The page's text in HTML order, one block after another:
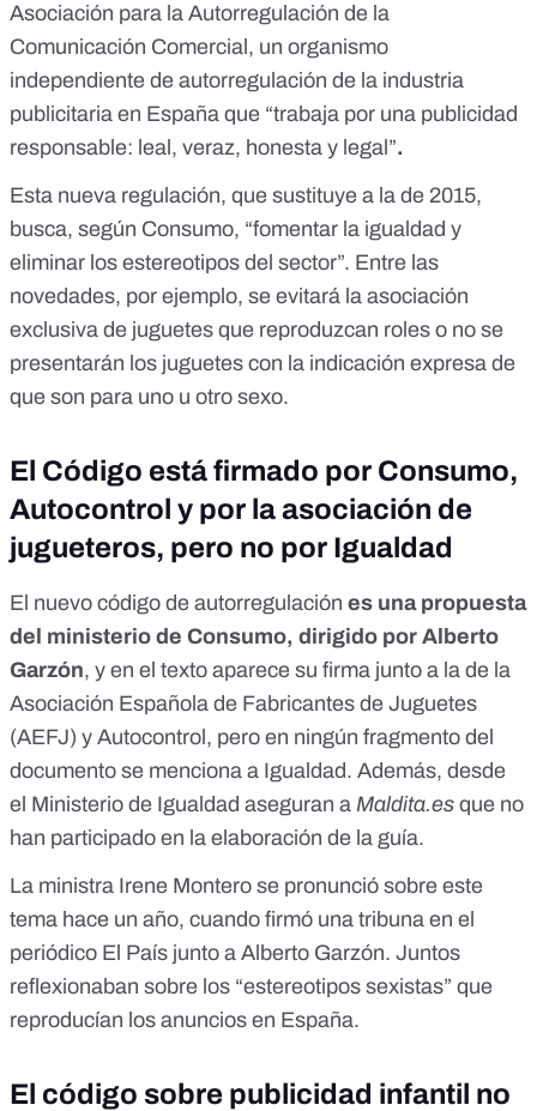
Asociación para la Autorregulación de la
Comunicación Comercial, un organismo
independiente de autorregulación de la industria
publicitaria en España que “trabaja por una publicidad
responsable: leal, veraz, honesta y legal”.
Esta nueva regulación, que sustituye a la de 2015,
busca, según Consumo, “fomentar la igualdad y
eliminar los estereotipos del sector”. Entre las
novedades, por ejemplo, se evitará la asociación
exclusiva de juguetes que reproduzcan roles o no se
presentarán los juguetes con la indicación expresa de
que son para uno u otro sexo.
El Código está firmado por Consumo,
Autocontrol y por la asociación de
jugueteros, pero no por Igualdad
El nuevo código de autorregulación es una propuesta
del ministerio de Consumo, dirigido por Alberto
Garzón, y en el texto aparece su firma junto a la de la
Asociación Española de Fabricantes de Juguetes
(AEFJ) y Autocontrol, pero en ningún fragmento del
documento se menciona a Igualdad. Además, desde
el Ministerio de Igualdad aseguran a Maldita.es que no
han participado en la elaboración de la guía.
La ministra Irene Montero se pronunció sobre este
tema hace un año, cuando firmó una tribuna en el
periódico El País junto a Alberto Garzón. Juntos
reflexionaban sobre los “estereotipos sexistas” que
reproducían los anuncios en España.
El código sobre publicidad infantil no